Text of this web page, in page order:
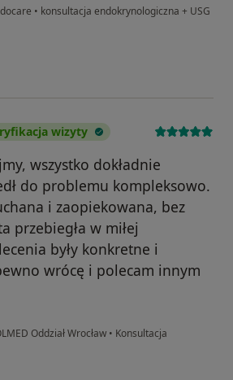
• konsultacja endokrynologiczna + USG
wizyty
wszystko dokładnie
do problemu kompleksowo.
i zaopiekowana, bez
przebiegła w miłej
były konkretne i
wrócę i polecam innym
Oddział Wrocław • Konsultacja